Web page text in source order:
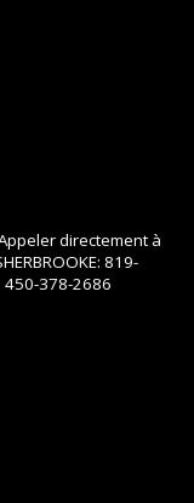
directement à
819-
450-378-2686